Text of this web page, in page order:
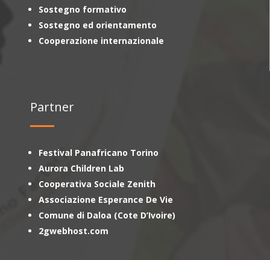
Sostegno formativo
Sostegno ed orientamento
Cooperazione internazionale
Partner
Festival Panafricano Torino
Aurora Children Lab
Cooperativa Sociale Zenith
Associazione Esperance De Vie
Comune di Daloa (Cote D’Ivoire)
2gwebhost.com